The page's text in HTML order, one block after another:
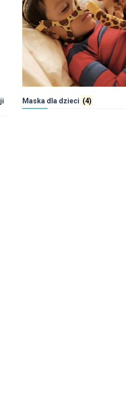
Maska dla dzieci (4)